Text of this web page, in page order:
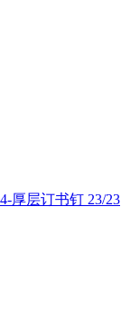
厚层订书钉 23/23